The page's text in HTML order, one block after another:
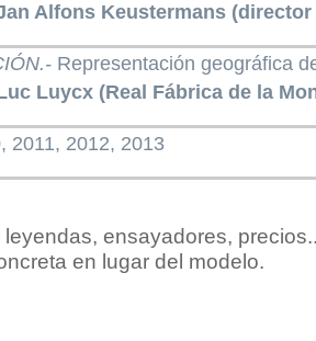
Alfons Keustermans
Representación geográfica
Luycx (Real Fábrica de la
2011, 2012, 2013
leyendas, ensayadores,
en lugar del modelo.